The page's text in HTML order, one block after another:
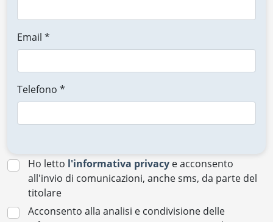
Email *
Telefono *
Ho letto l'informativa privacy e acconsento
all'invio di comunicazioni, anche sms, da parte del
titolare
Acconsento alla analisi e condivisione delle